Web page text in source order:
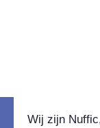
Wij zijn